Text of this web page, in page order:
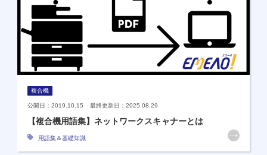
複合機
公開日：2019.10.15 最終更新日：2025.08.29
【複合機用語集】ネットワークスキャナーとは
用語集＆基礎知識